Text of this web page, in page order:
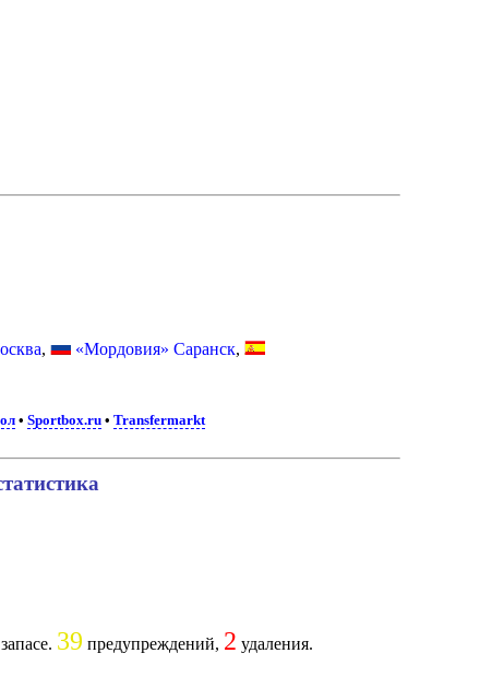
, «Мордовия» Саранск,
•Sportbox.ru •Transfermarkt
39 предупреждений, 2 удаления.